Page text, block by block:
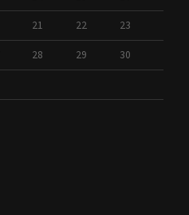
21 22 23
28 29 30